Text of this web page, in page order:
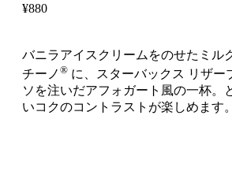
¥880
バニラアイスクリームをのせたミル
チーノ ® に、スターバックス リザー
ソを注いだアフォガート風の一杯。
いコクのコントラストが楽しめます。